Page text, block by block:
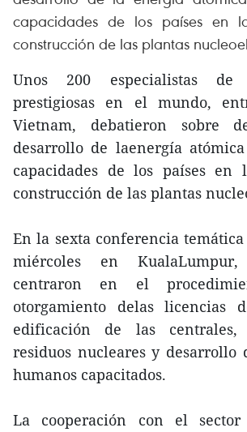
capacidades de los países en
construcción de las plantas
Unos 200 especialistas de
prestigiosas en el mundo,
Vietnam, debatieron sobre
desarrollo de laenergía
capacidades de los países en
construcción de las plantas
En la sexta conferencia
miércoles en
centraron en el
otorgamiento delas licencias
edificación de las centrales,
residuos nucleares y desarrollo
humanos capacitados.
La cooperación con el